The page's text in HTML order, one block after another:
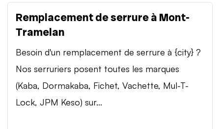
Remplacement de serrure à Mont-
Tramelan
Besoin d'un remplacement de serrure à {city} ?
Nos serruriers posent toutes les marques
(Kaba, Dormakaba, Fichet, Vachette, Mul-T-
Lock, JPM Keso) sur...